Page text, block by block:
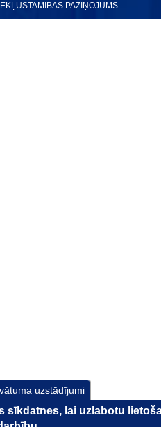
PAZIŅOJUMS
uzstādījumi
sīkdatnes, lai uzlabotu